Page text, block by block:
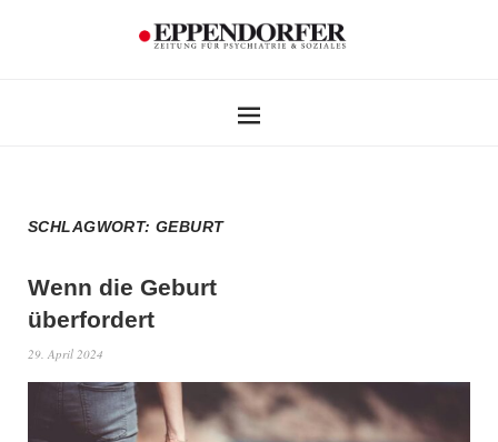
SCHLAGWORT:GEBURT
Wenn die Geburt
überfordert
29. April 2024